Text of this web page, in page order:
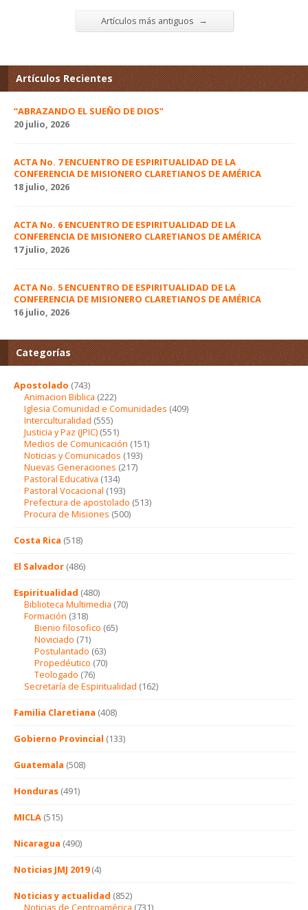
Artículos más antiguos →
Artículos Recientes
“ABRAZANDO EL SUEÑO DE DIOS”
20 julio, 2026
ACTA No. 7 ENCUENTRO DE ESPIRITUALIDAD DE LA
CONFERENCIA DE MISIONERO CLARETIANOS DE AMÉRICA
18 julio, 2026
ACTA No. 6 ENCUENTRO DE ESPIRITUALIDAD DE LA
CONFERENCIA DE MISIONERO CLARETIANOS DE AMÉRICA
17 julio, 2026
ACTA No. 5 ENCUENTRO DE ESPIRITUALIDAD DE LA
CONFERENCIA DE MISIONERO CLARETIANOS DE AMÉRICA
16 julio, 2026
Categorías
Apostolado (743)
Animacion Biblica (222)
Iglesia Comunidad e Comunidades (409)
Interculturalidad (555)
Justicia y Paz (JPIC) (551)
Medios de Comunicación (151)
Noticias y Comunicados (193)
Nuevas Generaciones (217)
Pastoral Educativa (134)
Pastoral Vocacional (193)
Prefectura de apostolado (513)
Procura de Misiones (500)
Costa Rica (518)
El Salvador (486)
Espiritualidad (480)
Biblioteca Multimedia (70)
Formación (318)
Bienio filosofico (65)
Noviciado (71)
Postulantado (63)
Propedéutico (70)
Teologado (76)
Secretaría de Espiritualidad (162)
Familia Claretiana (408)
Gobierno Provincial (133)
Guatemala (508)
Honduras (491)
MICLA (515)
Nicaragua (490)
Noticias JMJ 2019(4)
Noticias y actualidad (852)
Noticias de Centroamérica (731)